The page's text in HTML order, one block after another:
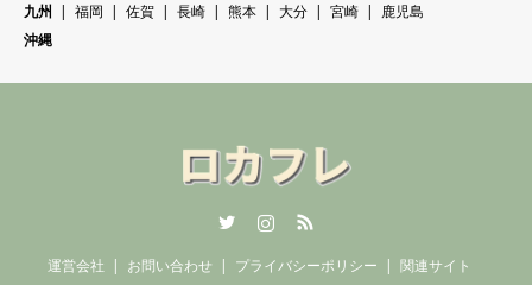
九州
福岡 佐賀 長崎 熊本 大分 宮崎
鹿児島
沖縄
運営会社 お問い合わせ プライバシーポリシー 関連サイト